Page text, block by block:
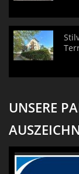
UNSERE